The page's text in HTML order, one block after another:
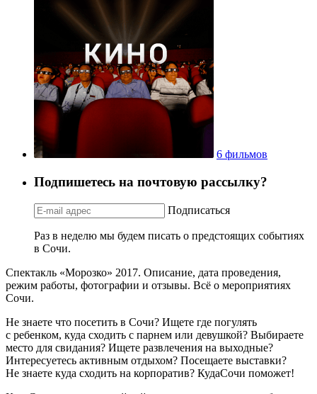
6 фильмов
Подпишетесь на почтовую рассылку?
Подписаться
Раз в неделю мы будем писать о предстоящих событиях
в Сочи.
Спектакль «Морозко» 2017. Описание, дата проведения,
режим работы, фотографии и отзывы. Всё о мероприятиях
Сочи.
Не знаете что посетить в Сочи? Ищете где погулять
с ребенком, куда сходить с парнем или девушкой? Выбираете
место для свидания? Ищете развлечения на выходные?
Интересуетесь активным отдыхом? Посещаете выставки?
Не знаете куда сходить на корпоратив? КудаСочи поможет!